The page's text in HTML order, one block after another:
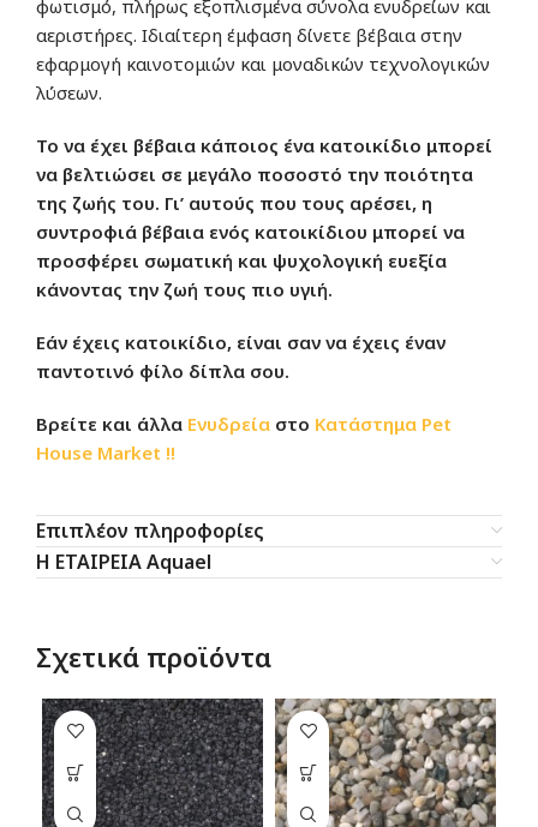
φωτισμό, πλήρως εξοπλισμένα σύνολα ενυδρείων και
αεριστήρες. Ιδιαίτερη έμφαση δίνετε βέβαια στην
εφαρμογή καινοτομιών και μοναδικών τεχνολογικών
λύσεων.
Το να έχει βέβαια κάποιος ένα κατοικίδιο μπορεί
να βελτιώσει σε μεγάλο ποσοστό την ποιότητα
της ζωής του. Γι’ αυτούς που τους αρέσει, η
συντροφιά βέβαια ενός κατοικίδιου μπορεί να
προσφέρει σωματική και ψυχολογική ευεξία
κάνοντας την ζωή τους πιο υγιή.
Εάν έχεις κατοικίδιο, είναι σαν να έχεις έναν
παντοτινό φίλο δίπλα σου.
Βρείτε και άλλα Ενυδρεία στο Κατάστημα Pet
House Market !!
Επιπλέον πληροφορίες
Η ΕΤΑΙΡΕΙΑ Aquael
Σχετικά προϊόντα